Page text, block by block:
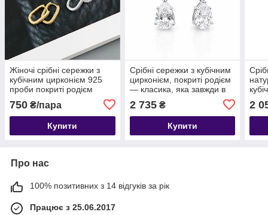
Жіночі срібні сережки з
кубічним цирконієм 925
проби покриті родієм
750 ₴/пара
Купити
Срібні сережки з кубічним
цирконієм, покриті родієм
— класика, яка завжди в
2 735₴
Купити
2
Про нас
100% позитивних з 14 відгуків за рік
Працює з 25.06.2017